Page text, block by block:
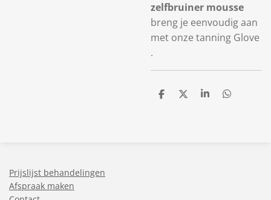
zelfbruiner mousse
breng je eenvoudig aan
met onze tanning Glove
.
D
D
S
D
Prijslijst behandelingen
Afspraak maken